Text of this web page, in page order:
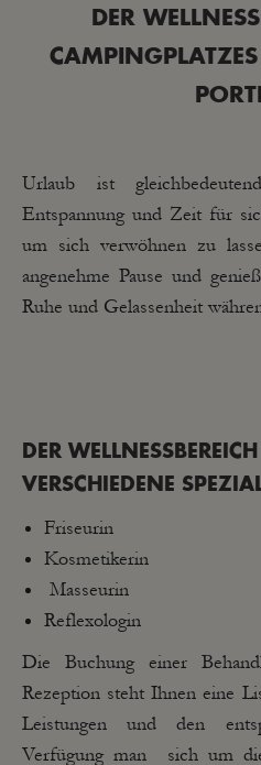
DER
CAMPINGPLATZES
Urlaub ist
Entspannung und Zeit für
um sich verwöhnen zu
angenehme Pause und
Ruhe und Gelassenheit
DER
VERSCHIEDENE
Friseurin
Kosmetikerin
Masseurin
Reflexologin
Die Buchung einer
Rezeption steht Ihnen eine
Leistungen und den
Verfügung man sich um